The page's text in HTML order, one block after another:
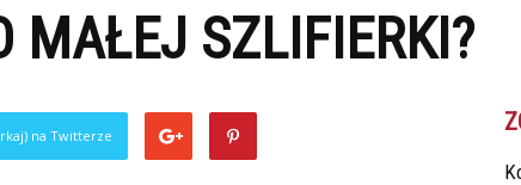
MAŁEJ SZLIFIERKI?
na Twitterze